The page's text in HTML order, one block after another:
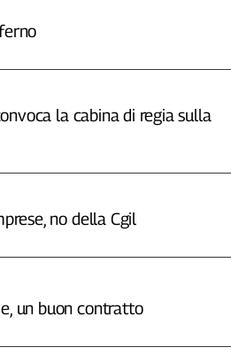
la cabina di regia sulla
no della Cgil
un buon contratto